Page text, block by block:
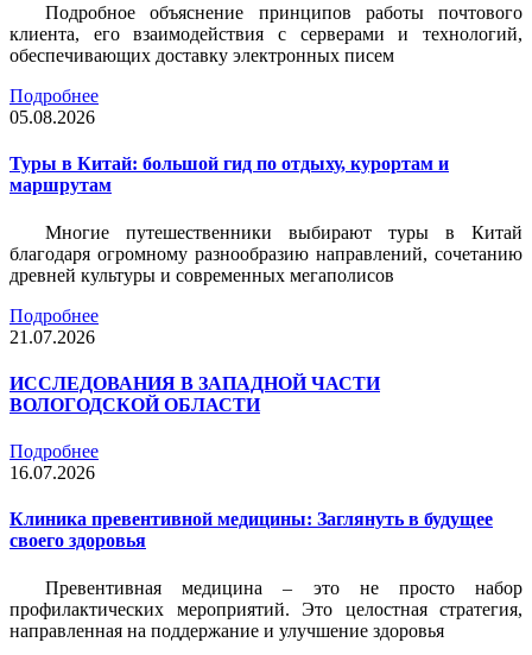
Подробное объяснение принципов работы почтового
клиента, его взаимодействия с серверами и технологий,
обеспечивающих доставку электронных писем
Подробнее
05.08.2026
Туры в Китай: большой гид по отдыху, курортам и
маршрутам
Многие путешественники выбирают туры в Китай
благодаря огромному разнообразию направлений, сочетанию
древней культуры и современных мегаполисов
Подробнее
21.07.2026
ИССЛЕДОВАНИЯ В ЗАПАДНОЙ ЧАСТИ
ВОЛОГОДСКОЙ ОБЛАСТИ
Подробнее
16.07.2026
Клиника превентивной медицины: Заглянуть в будущее
своего здоровья
Превентивная медицина – это не просто набор
профилактических мероприятий. Это целостная стратегия,
направленная на поддержание и улучшение здоровья